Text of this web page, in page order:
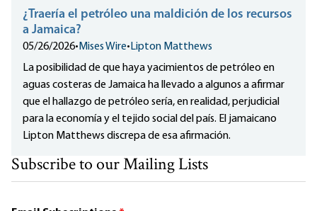
¿Traería el petróleo una maldición de los recursos
a Jamaica?
05/26/2026• Mises Wire• Lipton Matthews
La posibilidad de que haya yacimientos de petróleo en
aguas costeras de Jamaica ha llevado a algunos a afirmar
que el hallazgo de petróleo sería, en realidad, perjudicial
para la economía y el tejido social del país. El jamaicano
Lipton Matthews discrepa de esa afirmación.
Subscribe to our Mailing Lists